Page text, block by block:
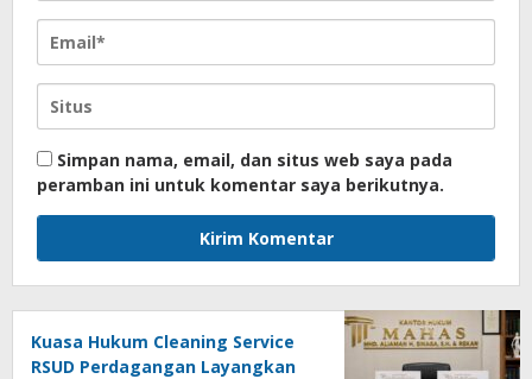
Simpan nama, email, dan situs web saya pada
peramban ini untuk komentar saya berikutnya.
Kuasa Hukum Cleaning Service
RSUD Perdagangan Layangkan